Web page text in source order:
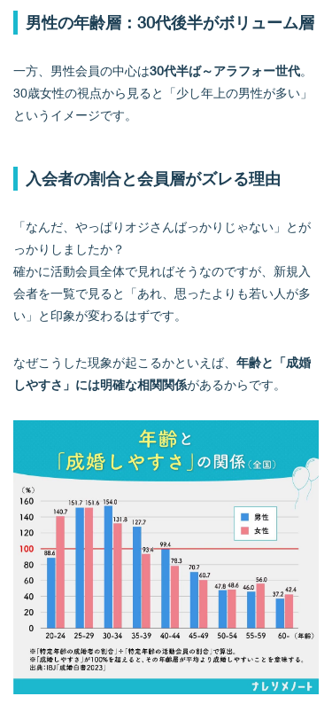
男性の年齢層：30代後半がボリューム層
一方、男性会員の中心は30代半ば～アラフォー世代。
30歳女性の視点から見ると「少し年上の男性が多い」
というイメージです。
入会者の割合と会員層がズレる理由
「なんだ、やっぱりオジさんばっかりじゃない」とが
っかりしましたか？
確かに活動会員全体で見ればそうなのですが、新規入
会者を一覧で見ると「あれ、思ったよりも若い人が多
い」と印象が変わるはずです。
なぜこうした現象が起こるかといえば、 年齢と「成婚
しやすさ」には明確な相関関係があるからです。